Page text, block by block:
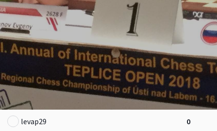
levap29 0